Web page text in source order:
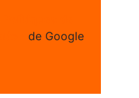
de Google